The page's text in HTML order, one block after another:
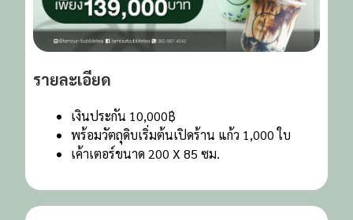
รายละเอียด
เงินประกัน 10,000฿
พร้อมวัตถุดิบเริ่มต้นเปิดร้าน แก้ว 1,000 ใบ
เค้าเตอร์ขนาด 200 X 85 ซม.